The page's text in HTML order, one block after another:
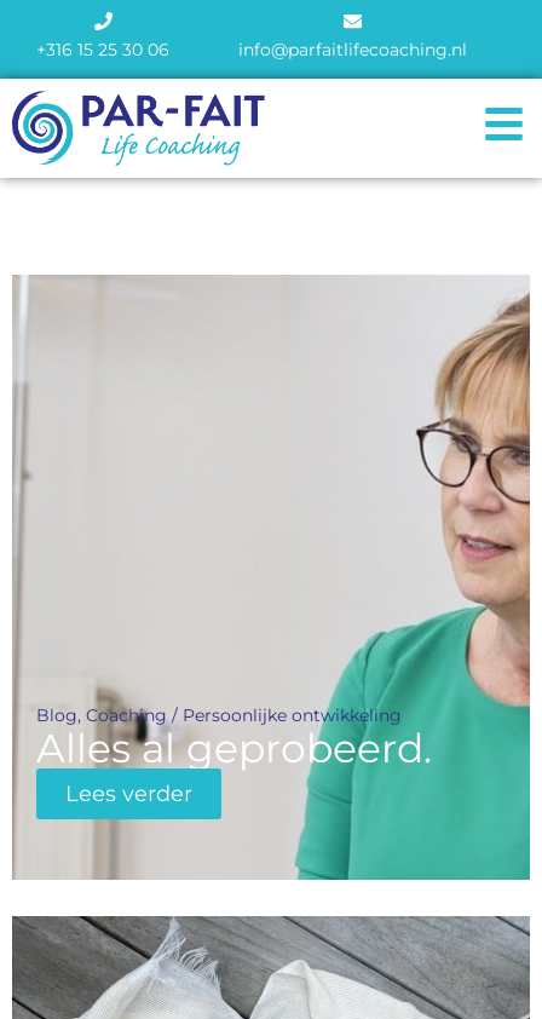
+316 15 25 30 06 info@parfaitlifecoaching.nl
Blog, Coaching / Persoonlijke ontwikkeling
Alles al geprobeerd.
Lees verder